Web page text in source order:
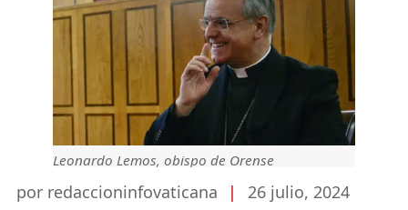
Leonardo Lemos, obispo de Orense
por redaccioninfovaticana | 26 julio, 2024